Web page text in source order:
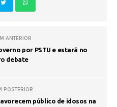
ANTERIOR
por PSTU e estará no
debate
POSTERIOR
público de idosos na